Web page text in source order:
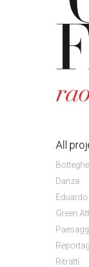
All
Botteghe
Danza
Eduardo
Green
Ritratti